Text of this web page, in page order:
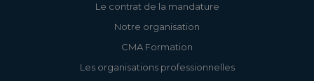
Le contrat de la mandature
Notre organisation
CMA Formation
Les organisations professionnelles